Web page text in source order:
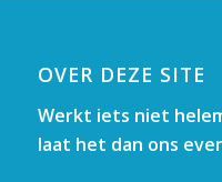
OVER DEZE SITE
Werkt iets niet
laat het dan ons